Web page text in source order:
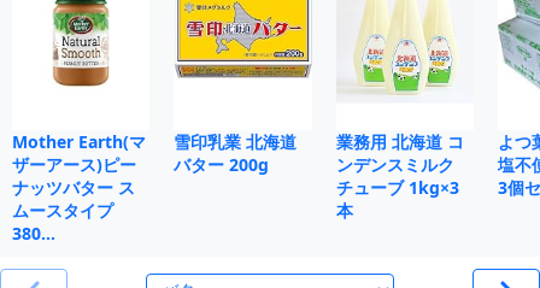
Mother Earth(マ
ザーアース)ピー
ナッツバター ス
ムースタイプ
380…
雪印乳業 北海道
バター 200g
業務用 北海道 コ
ンデンスミルク
チューブ 1kg×3
本
よつ
塩不
3個